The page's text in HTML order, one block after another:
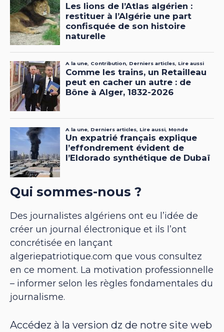
Qui sommes-nous ?
Des journalistes algériens ont eu l’idée de
créer un journal électronique et ils l’ont
concrétisée en lançant
algeriepatriotique.com que vous consultez
en ce moment. La motivation professionnelle
– informer selon les règles fondamentales du
journalisme.
Accédez à la version dz de notre site web